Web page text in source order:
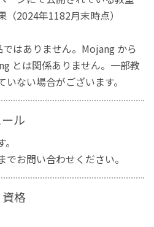
2024年1182月末時点）
ではありません。Mojang から
とは関係ありません。一部教
ない場合がございます。
ル
お問い合わせください。
格